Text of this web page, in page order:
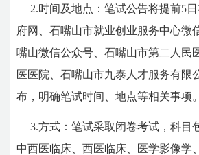
2.时间及地点：笔试公告将提前5
府网、石嘴山市就业创业服务中心微
嘴山微信公众号、石嘴山市第二人民
医医院、石嘴山市九泰人才服务有限
布，明确笔试时间、地点等相关事项。
3.方式：笔试采取闭卷考试，科目
中西医临床、西医临床、医学影像学